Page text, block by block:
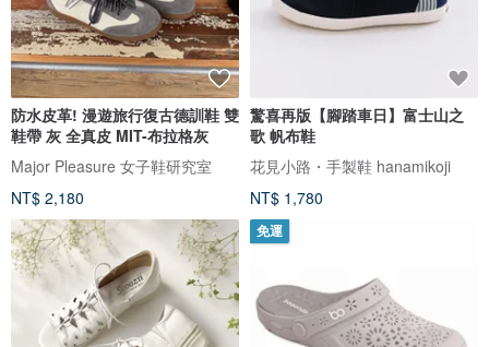
防水皮革! 漫遊旅行復古德訓鞋 雙
鞋帶 灰 全真皮 MIT-布拉格灰
Major Pleasure 女子鞋研究室
NT$ 2,180
驚喜再版【腳踏車日】富士山之
歌 帆布鞋
花見小路・手製鞋 hanamikoji
NT$ 1,780
免運